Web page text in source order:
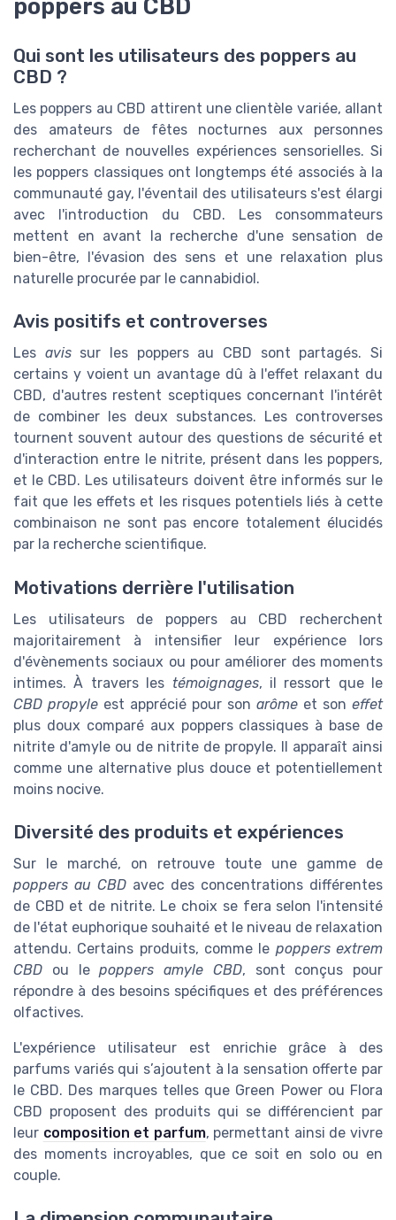
poppers au CBD
Qui sont les utilisateurs des poppers au
CBD ?
Les poppers au CBD attirent une clientèle variée, allant
des amateurs de fêtes nocturnes aux personnes
recherchant de nouvelles expériences sensorielles. Si
les poppers classiques ont longtemps été associés à la
communauté gay, l'éventail des utilisateurs s'est élargi
avec l'introduction du CBD. Les consommateurs
mettent en avant la recherche d'une sensation de
bien-être, l'évasion des sens et une relaxation plus
naturelle procurée par le cannabidiol.
Avis positifs et controverses
Les avissur les poppers au CBD sont partagés. Si
certains y voient un avantage dû à l'effet relaxant du
CBD, d'autres restent sceptiques concernant l'intérêt
de combiner les deux substances. Les controverses
tournent souvent autour des questions de sécurité et
d'interaction entre le nitrite, présent dans les poppers,
et le CBD. Les utilisateurs doivent être informés sur le
fait que les effets et les risques potentiels liés à cette
combinaison ne sont pas encore totalement élucidés
par la recherche scientifique.
Motivations derrière l'utilisation
Les utilisateurs de poppers au CBD recherchent
majoritairement à intensifier leur expérience lors
d'évènements sociaux ou pour améliorer des moments
intimes. À travers les témoignages, il ressort que le
CBD propyle est apprécié pour son arôme et son effet
plus doux comparé aux poppers classiques à base de
nitrite d'amyle ou de nitrite de propyle. Il apparaît ainsi
comme une alternative plus douce et potentiellement
moins nocive.
Diversité des produits et expériences
Sur le marché, on retrouve toute une gamme de
poppers au CBD avec des concentrations différentes
de CBD et de nitrite. Le choix se fera selon l'intensité
de l'état euphorique souhaité et le niveau de relaxation
attendu. Certains produits, comme le poppers extrem
CBD ou lepoppers amyle CBD, sont conçus pour
répondre à des besoins spécifiques et des préférences
olfactives.
L'expérience utilisateur est enrichie grâce à des
parfums variés qui s’ajoutent à la sensation offerte par
le CBD. Des marques telles que Green Power ou Flora
CBD proposent des produits qui se différencient par
leur composition et parfum, permettant ainsi de vivre
des moments incroyables, que ce soit en solo ou en
couple.